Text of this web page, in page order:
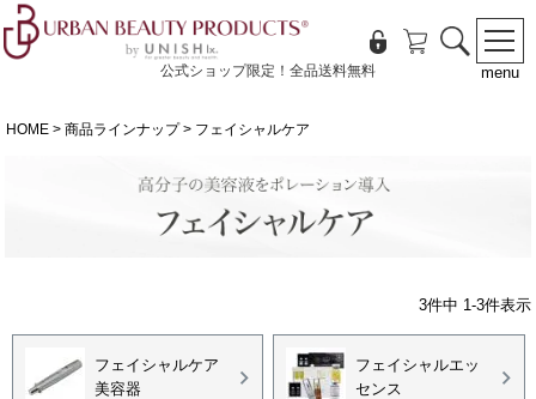
menu
公式ショップ限定！全品送料無料
HOME 商品ラインナップ フェイシャルケア
3件中 1-3件表示
フェイシャルケア
美容器
フェイシャルエッ
センス